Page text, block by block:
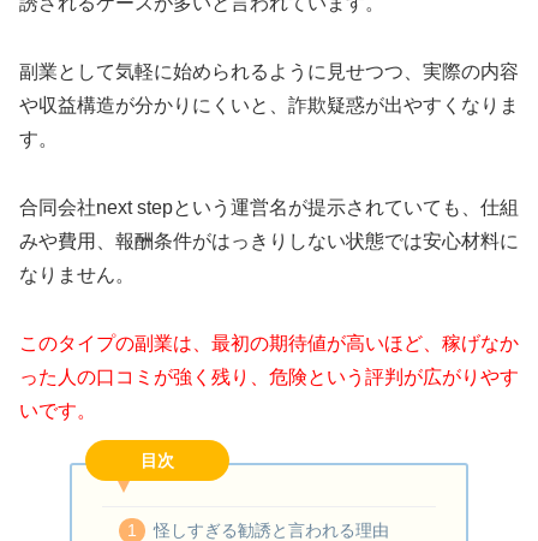
副業として気軽に始められるように見せつつ、実際の内容
や収益構造が分かりにくいと、詐欺疑惑が出やすくなりま
す。
合同会社next stepという運営名が提示されていても、仕組
みや費用、報酬条件がはっきりしない状態では安心材料に
なりません。
このタイプの副業は、最初の期待値が高いほど、稼げなか
った人の口コミが強く残り、危険という評判が広がりやす
いです。
目次
怪しすぎる勧誘と言われる理由